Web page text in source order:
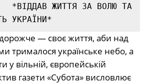
— своє життя, аби над
трималося українське небо, а
у вільній, європейській
газети «Субота» висловлює